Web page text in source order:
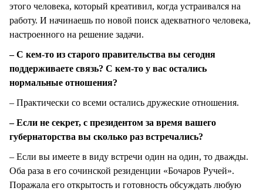
этого человека, который креативил, когда устраивался на
работу. И начинаешь по новой поиск адекватного человека,
настроенного на решение задачи.
– С кем-то из старого правительства вы сегодня
поддерживаете связь? С кем-то у вас остались
нормальные отношения?
– Практически со всеми остались дружеские отношения.
– Если не секрет, с президентом за время вашего
губернаторства вы сколько раз встречались?
– Если вы имеете в виду встречи один на один, то дважды.
Оба раза в его сочинской резиденции «Бочаров Ручей».
Поражала его открытость и готовность обсуждать любую